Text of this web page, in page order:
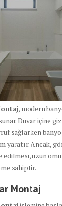
, modern
Duvar içine
sağlarken
yaratır. Ancak,
edilmesi, uzun
sahiptir.
Montaj